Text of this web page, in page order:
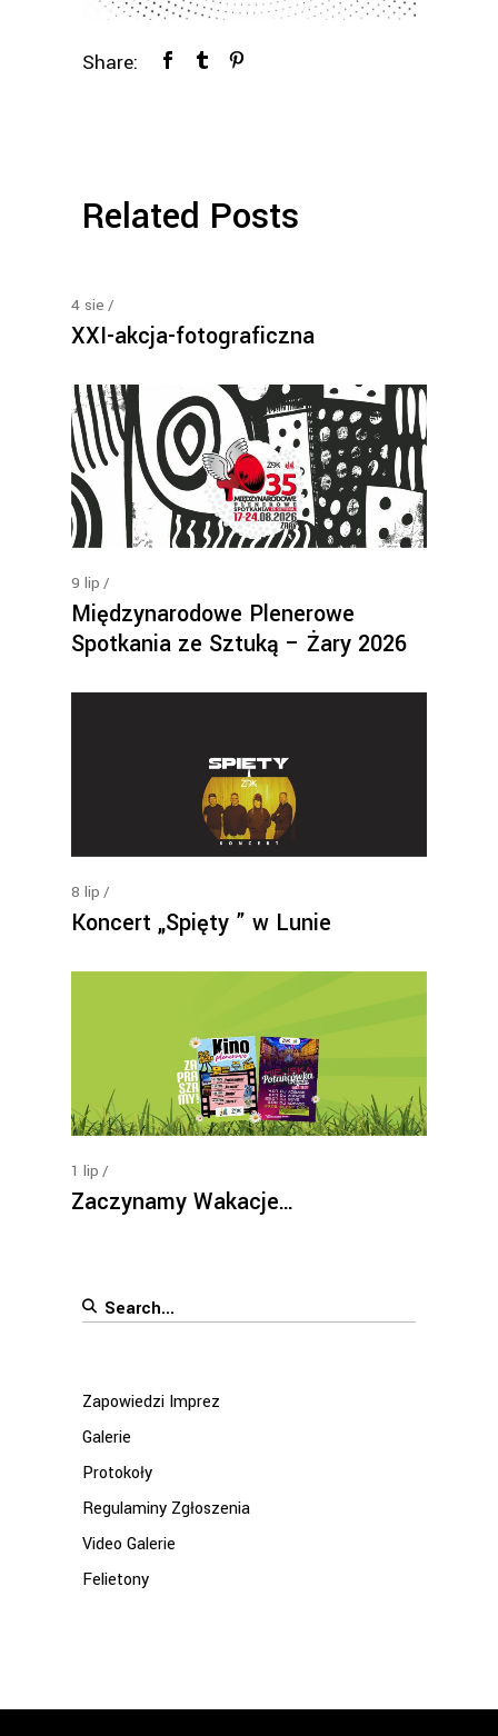
Share:
Related Posts
4 sie
XXI-akcja-fotograficzna
9 lip
Międzynarodowe Plenerowe
Spotkania ze Sztuką – Żary 2026
8 lip
Koncert „Spięty ” w Lunie
1 lip
Zaczynamy Wakacje…
Search
Zapowiedzi Imprez
Galerie
Protokoły
Regulaminy Zgłoszenia
Video Galerie
Felietony